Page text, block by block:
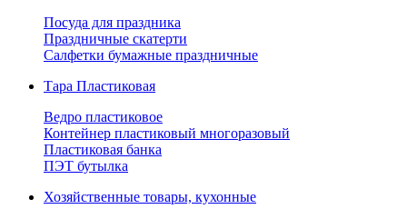
Посуда для праздника
Праздничные скатерти
Салфетки бумажные праздничные
Тара Пластиковая
Ведро пластиковое
Контейнер пластиковый многоразовый
Пластиковая банка
ПЭТ бутылка
Хозяйственные товары, кухонные